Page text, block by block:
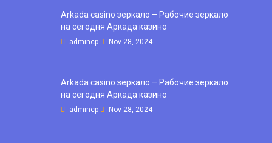
Arkada casino зеркало – Рабочие зеркало
на сегодня Аркада казино
admincp Nov 28, 2024
Arkada casino зеркало – Рабочие зеркало
на сегодня Аркада казино
admincp Nov 28, 2024